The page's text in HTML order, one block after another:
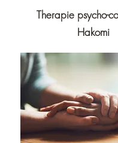
Therapie psycho-
Hakomi